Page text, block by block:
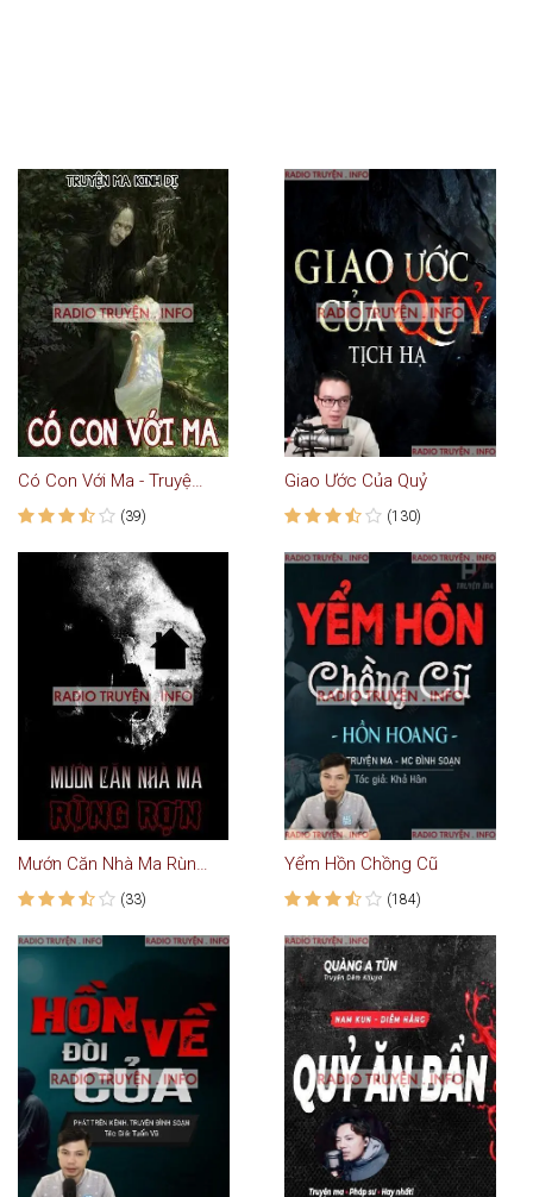
Có Con Với Ma - Truyện Ma
(39)
Giao Ước Của Quỷ
(130)
Mướn Căn Nhà Ma Rùng Rợn
(33)
Yểm Hồn Chồng Cũ
(184)